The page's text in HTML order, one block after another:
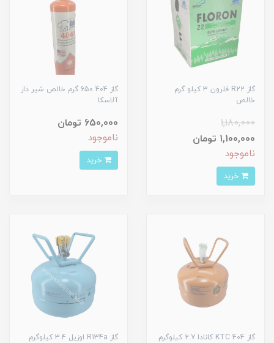
گاز R22 فلرون 3 کیلو گرم
خالص
1,180,000
1,100,000 تومان
ناموجود
گاز 404 650 گرم خالص شیر دار
آلاسکا
650,000 تومان
ناموجود
گاز 404 KTC کانادا 2.7 کیلوگرم
گاز R134a اوزیل 3.4 کیلوگرم